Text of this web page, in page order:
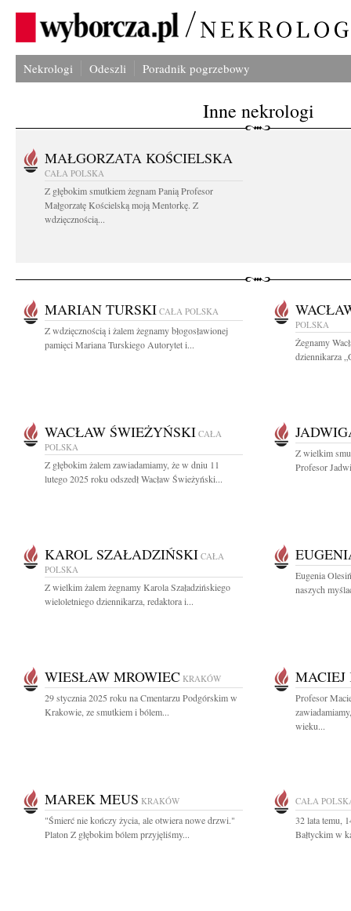
Nekrologi Odeszli Poradnik pogrzebowy
Inne nekrologi
MAŁGORZATA KOŚCIELSKA
CAŁA POLSKA
Z głębokim smutkiem żegnam Panią Profesor
Małgorzatę Kościelską moją Mentorkę. Z
wdzięcznością...
MARIAN TURSKI CAŁA POLSKA
Z wdzięcznością i żalem żegnamy błogosławionej
pamięci Mariana Turskiego Autorytet i...
POLSKA
Żegnamy
dziennikarza
WACŁAW ŚWIEŻYŃSKI CAŁA
POLSKA
Z głębokim żalem zawiadamiamy, że w dniu 11
lutego 2025 roku odszedł Wacław Świeżyński...
Z wielkim
Profesor
KAROL SZAŁADZIŃSKI CAŁA
POLSKA
Z wielkim żalem żegnamy Karola Szaładzińskiego
wieloletniego dziennikarza, redaktora i...
Eugenia
naszych
WIESŁAW MROWIEC KRAKÓW
29 stycznia 2025 roku na Cmentarzu Podgórskim w
Krakowie, ze smutkiem i bólem...
MACIEJ
Profesor
wieku...
MAREK MEUS KRAKÓW
"Śmierć nie kończy życia, ale otwiera nowe drzwi."
Platon Z głębokim bólem przyjęliśmy...
CAŁA
32 lata temu,
Bałtyckim w